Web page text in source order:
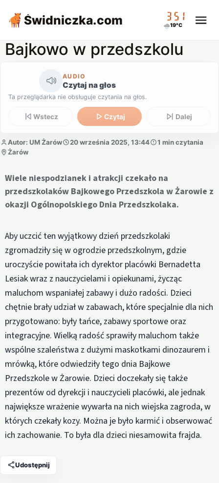
Świdniczka.com 03:51
19°C
Bajkowo w przedszkolu
AUDIO
Czytaj na głos
Ta przeglądarka nie obsługuje czytania na głos.
Wstecz Czytaj Dalej
Autor: UM Żarów 20 września 2025, 13:44
1 min czytania
Żarów
Wiele niespodzianek i atrakcji czekało na
przedszkolaków Bajkowego Przedszkola w Żarowie z
okazji Ogólnopolskiego Dnia Przedszkolaka.
Aby uczcić ten wyjątkowy dzień przedszkolaki
zgromadziły się w ogrodzie przedszkolnym, gdzie
uroczyście powitała ich dyrektor placówki Bernadetta
Lesiak wraz z nauczycielami i opiekunami, życząc
maluchom wspaniałej zabawy i dużo radości. Dzieci
chętnie brały udział w zabawach, które specjalnie dla nich
przygotowano: były tańce, zabawy sportowe oraz
integracyjne. Wielką radość sprawiły maluchom także
wspólne szaleństwa z dużymi maskotkami dinozaurem i
mrówką, które odwiedziły tego dnia Bajkowe
Przedszkole w Żarowie. Dzieci doczekały się także
prezentów od dyrekcji i nauczycieli placówki, ale jednak
największe wrażenie wywarła na nich wiejska zagroda, w
których czekały kozy. Można je było karmić i obserwować
ich zachowanie. To była dla dzieci niesamowita frajda.
Udostępnij